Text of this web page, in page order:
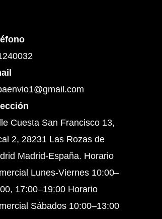
Cuesta San Francisco 13,
2, 28231 Las Rozas de
Madrid-España. Horario
Lunes-Viernes 10:00–
17:00–19:00 Horario
Sábados 10:00–13:00